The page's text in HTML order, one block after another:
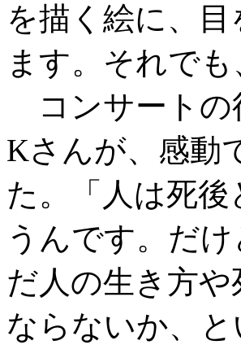
を描く絵に、
ます。それで
コンサートの
Kさんが、感動
た。「人は死
うんです。だ
だ人の生き方
ならないか、